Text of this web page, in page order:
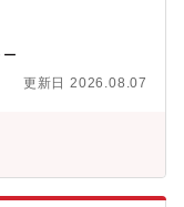
技術を活かし、ロ
きます。特に、人
られる「知能化」
、ロボット・デバ
車載アクチュエー
業の企画・技術開
モビリティ領域で培
かしながら、あなた
更新日 2026.08.07